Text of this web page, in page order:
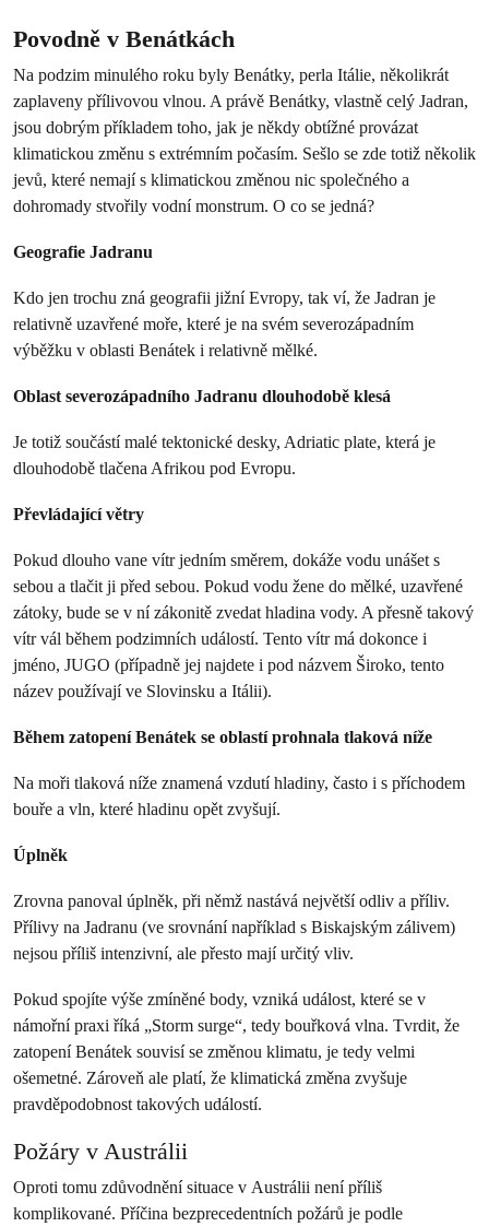
Povodně v Benátkách
Na podzim minulého roku byly Benátky, perla Itálie, několikrát
zaplaveny přílivovou vlnou. A právě Benátky, vlastně celý Jadran,
jsou dobrým příkladem toho, jak je někdy obtížné provázat
klimatickou změnu s extrémním počasím. Sešlo se zde totiž několik
jevů, které nemají s klimatickou změnou nic společného a
dohromady stvořily vodní monstrum. O co se jedná?
Geografie Jadranu
Kdo jen trochu zná geografii jižní Evropy, tak ví, že Jadran je
relativně uzavřené moře, které je na svém severozápadním
výběžku v oblasti Benátek i relativně mělké.
Oblast severozápadního Jadranu dlouhodobě klesá
Je totiž součástí malé tektonické desky, Adriatic plate, která je
dlouhodobě tlačena Afrikou pod Evropu.
Převládající větry
Pokud dlouho vane vítr jedním směrem, dokáže vodu unášet s
sebou a tlačit ji před sebou. Pokud vodu žene do mělké, uzavřené
zátoky, bude se v ní zákonitě zvedat hladina vody. A přesně takový
vítr vál během podzimních událostí. Tento vítr má dokonce i
jméno, JUGO (případně jej najdete i pod názvem Široko, tento
název používají ve Slovinsku a Itálii).
Během zatopení Benátek se oblastí prohnala tlaková níže
Na moři tlaková níže znamená vzdutí hladiny, často i s příchodem
bouře a vln, které hladinu opět zvyšují.
Úplněk
Zrovna panoval úplněk, při němž nastává největší odliv a příliv.
Přílivy na Jadranu (ve srovnání například s Biskajským zálivem)
nejsou příliš intenzivní, ale přesto mají určitý vliv.
Pokud spojíte výše zmíněné body, vzniká událost, které se v
námořní praxi říká „Storm surge“, tedy bouřková vlna. Tvrdit, že
zatopení Benátek souvisí se změnou klimatu, je tedy velmi
ošemetné. Zároveň ale platí, že klimatická změna zvyšuje
pravděpodobnost takových událostí.
Požáry v Austrálii
Oproti tomu zdůvodnění situace v Austrálii není příliš
komplikované. Příčina bezprecedentních požárů je podle